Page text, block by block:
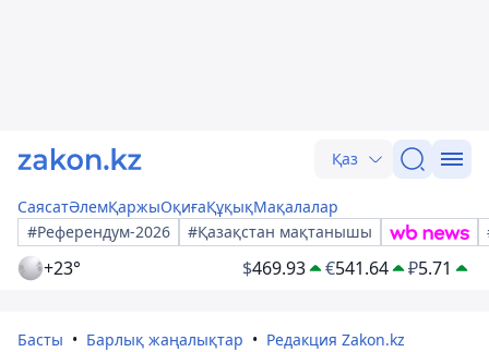
Қаз
СаясатӘлемҚаржыОқиғаҚұқықМақалалар
#Референдум-2026
#Қазақстан мақтанышы
+23° $469.93 €541.64 ₽5.71
Басты Барлық жаңалықтар Редакция Zakon.kz